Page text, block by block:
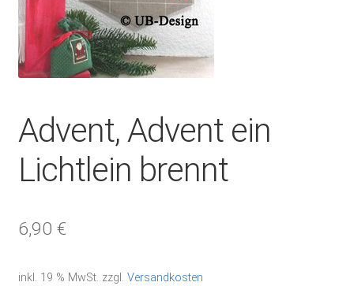
Advent, Advent ein
Lichtlein brennt
6,90 €
inkl. 19 % MwSt. zzgl. Versandkosten